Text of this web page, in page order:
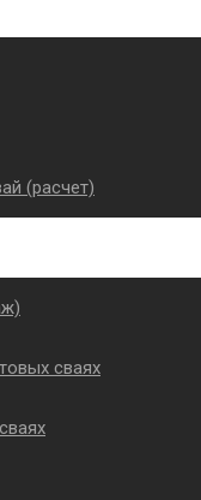
(расчет)
сваях